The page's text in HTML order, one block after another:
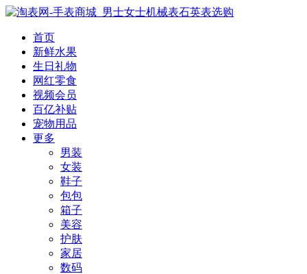
首页
新鲜水果
生日礼物
网红零食
视频会员
百亿补贴
宠物用品
更多
男装
女装
鞋子
包包
箱子
美容
护肤
家居
数码